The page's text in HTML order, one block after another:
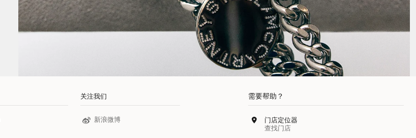
关注我们
新浪微博
需要帮助？
门店定位器
查找门店